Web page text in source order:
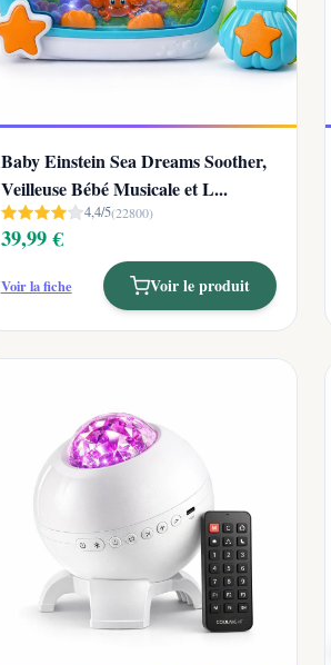
Baby Einstein Sea Dreams Soother,
Veilleuse Bébé Musicale et L...
4,4/5(22800)
39,99 €
Voir la fiche Voir le produit